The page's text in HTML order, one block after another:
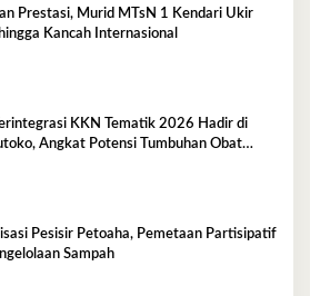
Prestasi, Murid MTsN 1 Kendari Ukir
Kancah Internasional
KKN Tematik 2026 Hadir di
Angkat Potensi Tumbuhan Obat
Pesisir Petoaha, Pemetaan Partisipatif
Sampah